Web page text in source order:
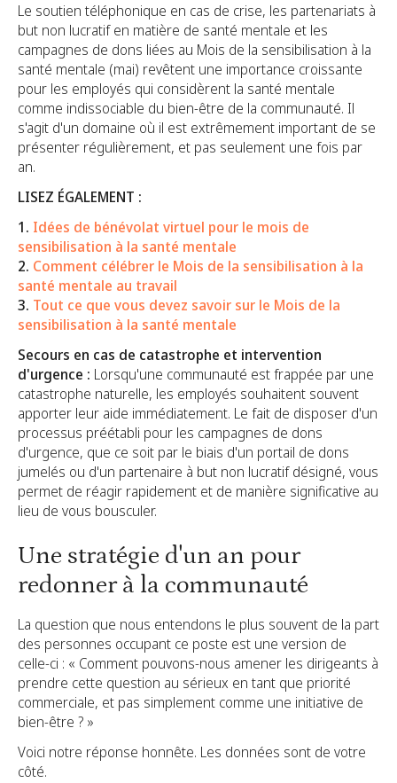
Le soutien téléphonique en cas de crise, les partenariats à
but non lucratif en matière de santé mentale et les
campagnes de dons liées au Mois de la sensibilisation à la
santé mentale (mai) revêtent une importance croissante
pour les employés qui considèrent la santé mentale
comme indissociable du bien-être de la communauté. Il
s'agit d'un domaine où il est extrêmement important de se
présenter régulièrement, et pas seulement une fois par
an.
LISEZ ÉGALEMENT :
1. Idées de bénévolat virtuel pour le mois de
sensibilisation à la santé mentale
2. Comment célébrer le Mois de la sensibilisation à la
santé mentale au travail
3. Tout ce que vous devez savoir sur le Mois de la
sensibilisation à la santé mentale
Secours en cas de catastrophe et intervention
d'urgence : Lorsqu'une communauté est frappée par une
catastrophe naturelle, les employés souhaitent souvent
apporter leur aide immédiatement. Le fait de disposer d'un
processus préétabli pour les campagnes de dons
d'urgence, que ce soit par le biais d'un portail de dons
jumelés ou d'un partenaire à but non lucratif désigné, vous
permet de réagir rapidement et de manière significative au
lieu de vous bousculer.
Une stratégie d'un an pour
redonner à la communauté
La question que nous entendons le plus souvent de la part
des personnes occupant ce poste est une version de
celle-ci : « Comment pouvons-nous amener les dirigeants à
prendre cette question au sérieux en tant que priorité
commerciale, et pas simplement comme une initiative de
bien-être ? »
Voici notre réponse honnête. Les données sont de votre
côté.